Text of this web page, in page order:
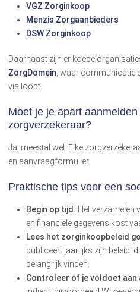
VGZ Zorginkoop
Menzis Zorgaanbieders
DSW Zorginkoop
Daarnaast zijn er
ZorgDomein , waar communicatie
via loopt.
Moet je je apart
zorgverzekeraar?
Ja, meestal wel. Elke
en aanvraagformulier.
Praktische tips voor een
Begin op tijd. Het verzamelen
en financiële gegevens kost
Lees het zorginkoopbeleid
publiceert jaarlijks zijn beleid;
belangrijk vinden.
Controleer of je voldoet aan